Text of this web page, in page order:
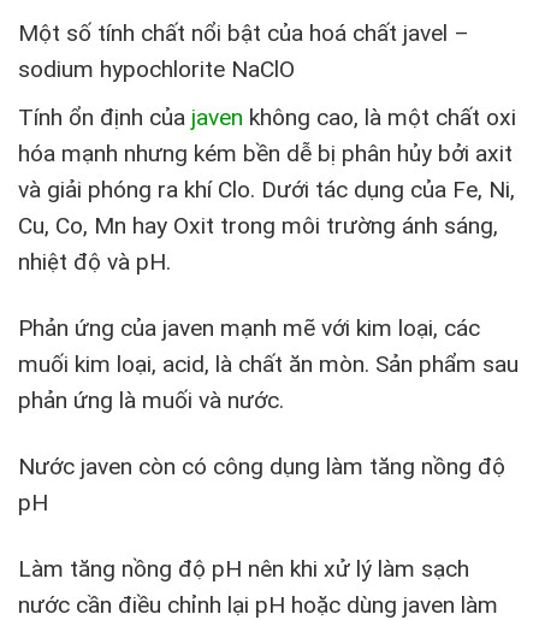
Một số tính chất nổi bật của hoá chất javel –
sodium hypochlorite NaClO
Tính ổn định của javen không cao, là một chất oxi
hóa mạnh nhưng kém bền dễ bị phân hủy bởi axit
và giải phóng ra khí Clo. Dưới tác dụng của Fe, Ni,
Cu, Co, Mn hay Oxit trong môi trường ánh sáng,
nhiệt độ và pH.
Phản ứng của javen mạnh mẽ với kim loại, các
muối kim loại, acid, là chất ăn mòn. Sản phẩm sau
phản ứng là muối và nước.
Nước javen còn có công dụng làm tăng nồng độ
pH
Làm tăng nồng độ pH nên khi xử lý làm sạch
nước cần điều chỉnh lại pH hoặc dùng javen làm